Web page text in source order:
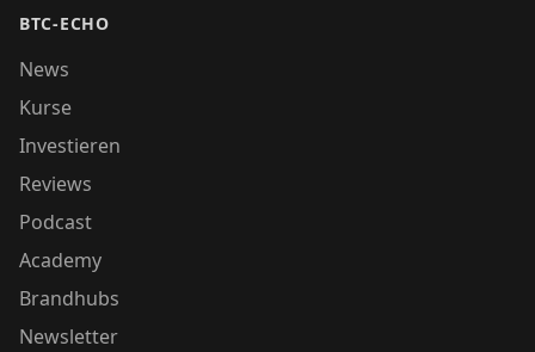
BTC-ECHO
News
Kurse
Investieren
Reviews
Podcast
Academy
Brandhubs
Newsletter